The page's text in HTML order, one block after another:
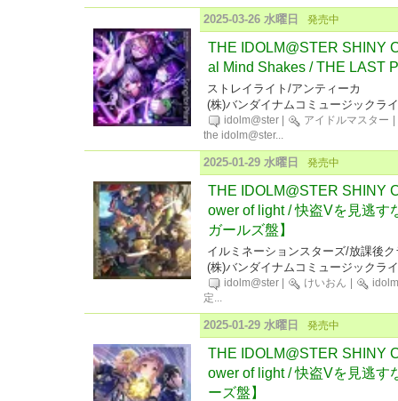
2025-03-26 水曜日 発売中
THE IDOLM@STER SHINY
al Mind Shakes / THE LAST
ストレイライト/アンティーカ
(株)バンダイナムコミュージックラ
idolm@ster アイドルマスター
the idolm@ster...
2025-01-29 水曜日 発売中
THE IDOLM@STER SHINY
ower of light / 快盗Vを見逃す
ガールズ盤】
イルミネーションスターズ/放課後
(株)バンダイナムコミュージックラ
idolm@ster けいおん
定...
2025-01-29 水曜日 発売中
THE IDOLM@STER SHINY
ower of light / 快盗Vを見逃す
ーズ盤】